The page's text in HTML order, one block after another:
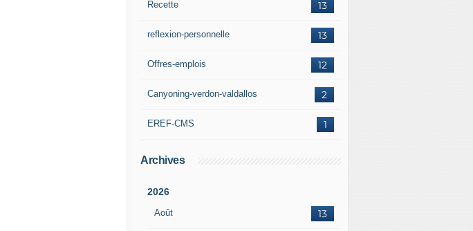
13
Recette
13
reflexion-personnelle
12
Offres-emplois
2
Canyoning-verdon-valdallos
1
EREF-CMS
Archives
2026
Août 13